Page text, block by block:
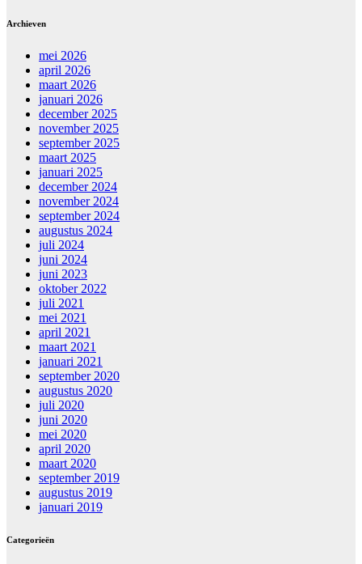
Archieven
mei 2026
april 2026
maart 2026
januari 2026
december 2025
november 2025
september 2025
maart 2025
januari 2025
december 2024
november 2024
september 2024
augustus 2024
juli 2024
juni 2024
juni 2023
oktober 2022
juli 2021
mei 2021
april 2021
maart 2021
januari 2021
september 2020
augustus 2020
juli 2020
juni 2020
mei 2020
april 2020
maart 2020
september 2019
augustus 2019
januari 2019
Categorieën